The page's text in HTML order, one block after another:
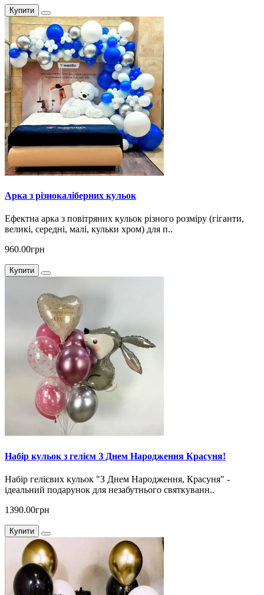
Купити
Арка з різнокаліберних кульок
Ефектна арка з повітряних кульок різного розміру (гіганти,
великі, середні, малі, кульки хром) для п..
960.00грн
Купити
Набір кульок з гелієм З Днем Народження Красуня!
Набір гелієвих кульок "З Днем Народження, Красуня" -
ідеальний подарунок для незабутнього святкуванн..
1390.00грн
Купити